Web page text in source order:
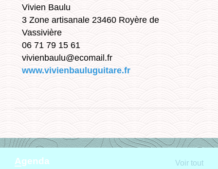
Vivien Baulu
3 Zone artisanale 23460 Royère de
Vassivière
06 71 79 15 61
vivienbaulu@ecomail.fr
www.vivienbauluguitare.fr
Agenda Voir tout